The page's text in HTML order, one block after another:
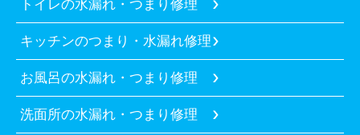
トイレの水漏れ・つまり修理
キッチンのつまり・水漏れ修理
お風呂の水漏れ・つまり修理
洗面所の水漏れ・つまり修理